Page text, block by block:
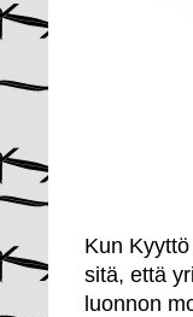
Kun
sitä, että
luonnon